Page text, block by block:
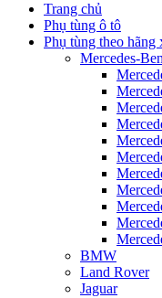
Trang chủ
Phụ tùng ô tô
Phụ tùng theo hãng
Mercedes-
BMW
Land Rover
Jaguar